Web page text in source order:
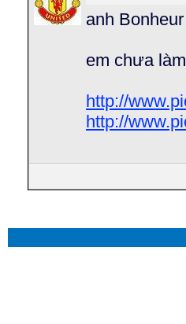
anh
em chưa
http://
http://